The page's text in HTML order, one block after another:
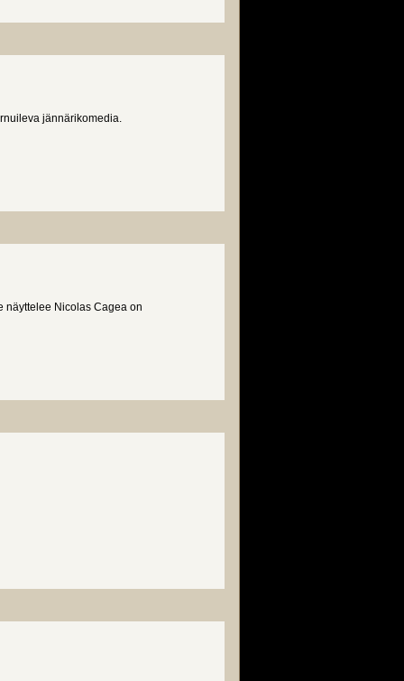
jännärikomedia.
näyttelee Nicolas Cagea on